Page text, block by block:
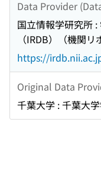
Data Provider
国立情報学研究所
（IRDB）（機関リ
https://
Original Data
千葉大学 : 千葉大